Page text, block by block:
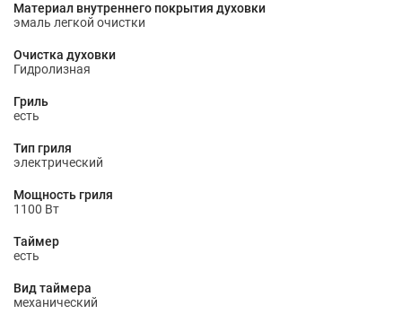
Материал внутреннего покрытия духовки
эмаль легкой очистки
Очистка духовки
Гидролизная
Гриль
есть
Тип гриля
электрический
Мощность гриля
1100 Вт
Таймер
есть
Вид таймера
механический